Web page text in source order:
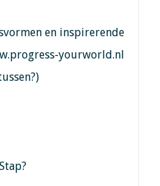
en inspirerende
yourworld.nl